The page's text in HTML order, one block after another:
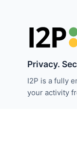
Privacy.
I2P is a fully
your activity